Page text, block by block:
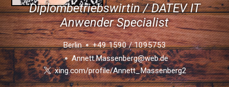
Diplombetriebswirtin / DATEV IT
Anwender Specialist
Berlin
+49 1590 / 1095753
Annett.Massenberg@web.de
xing.com/profile/Annett_Massenberg2